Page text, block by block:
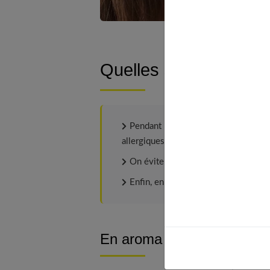
Quelles sont les
Pendant les poussées, il vaut mieux
allergiques, les très jeunes enfants
On évitera aussi la piscine et le
Enfin, en toute occasion, on
En aroma